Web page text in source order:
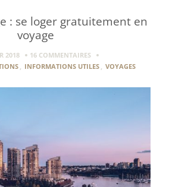
: se loger gratuitement en
voyage
2018
16 COMMENTAIRES
, INFORMATIONS UTILES , VOYAGES